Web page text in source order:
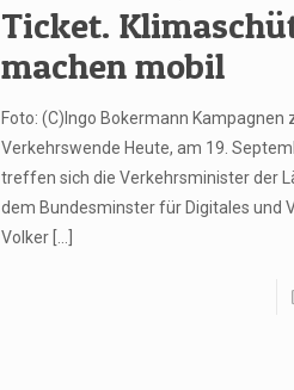
Ticket.
machen mobil
Foto: (C)Ingo Bokermann Kampagnen
Verkehrswende Heute, am 19.
treffen sich die Verkehrsminister der
dem Bundesminster für Digitales und
Volker[…]